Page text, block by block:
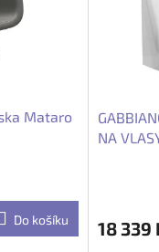
Mataro
Do košíku
NA
18 339